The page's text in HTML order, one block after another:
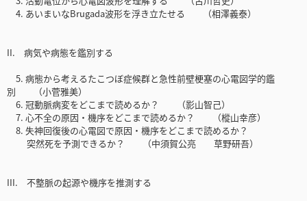
4. あいまいなBrugada波形を浮き立たせる （相澤義泰）
II. 病気や病態を鑑別する
5. 病態から考えるたこつぼ症候群と急性前壁梗塞の心電図学的鑑
別 （小菅雅美）
6. 冠動脈病変をどこまで読めるか？ （影山智己）
7. 心不全の原因・機序をどこまで読めるか？ （樅山幸彦）
8. 失神回復後の心電図で原因・機序をどこまで読めるか？
突然死を予測できるか？ （中須賀公亮 草野研吾）
III. 不整脈の起源や機序を推測する